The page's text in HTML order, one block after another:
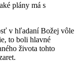
plány má s
v hľadaní Božej vôle
to boli hlavné
života tohto